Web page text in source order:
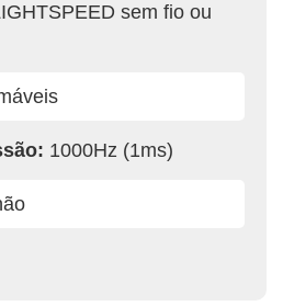
sem fio ou
1000Hz (1ms)